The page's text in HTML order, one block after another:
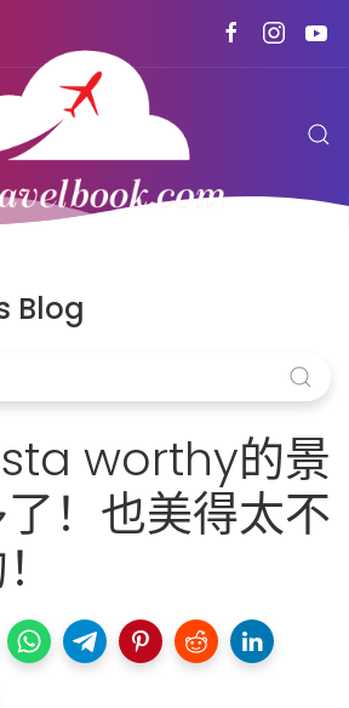
Blog
worthy的景
！也美得太不